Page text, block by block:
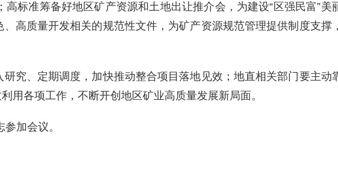
标准筹备好地区矿产资源和土地出让推介会，为建设“区强民富”美
高质量开发相关的规范性文件，为矿产资源规范管理提供制度支撑
究、定期调度，加快推动整合项目落地见效；地直相关部门要主动
用各项工作，不断开创地区矿业高质量发展新局面。
加会议。